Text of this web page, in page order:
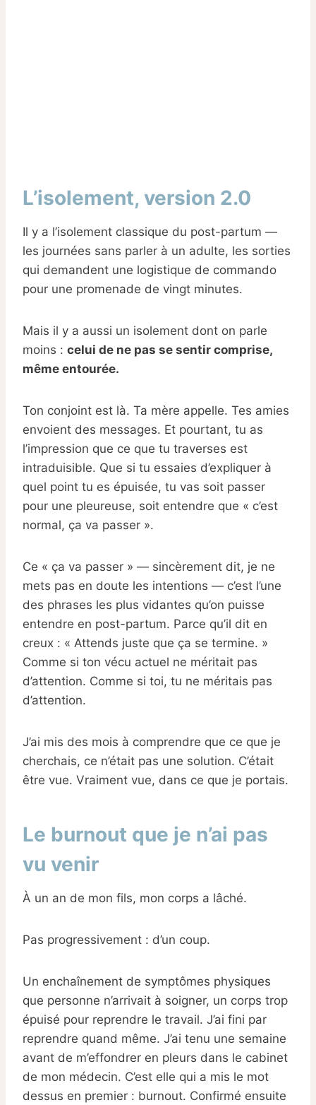
L’isolement, version 2.0
Il y a l’isolement classique du post-partum —
les journées sans parler à un adulte, les sorties
qui demandent une logistique de commando
pour une promenade de vingt minutes.
Mais il y a aussi un isolement dont on parle
moins : celui de ne pas se sentir comprise,
même entourée.
Ton conjoint est là. Ta mère appelle. Tes amies
envoient des messages. Et pourtant, tu as
l’impression que ce que tu traverses est
intraduisible. Que si tu essaies d’expliquer à
quel point tu es épuisée, tu vas soit passer
pour une pleureuse, soit entendre que « c’est
normal, ça va passer ».
Ce « ça va passer » — sincèrement dit, je ne
mets pas en doute les intentions — c’est l’une
des phrases les plus vidantes qu’on puisse
entendre en post-partum. Parce qu’il dit en
creux : « Attends juste que ça se termine. »
Comme si ton vécu actuel ne méritait pas
d’attention. Comme si toi, tu ne méritais pas
d’attention.
J’ai mis des mois à comprendre que ce que je
cherchais, ce n’était pas une solution. C’était
être vue. Vraiment vue, dans ce que je portais.
Le burnout que je n’ai pas
vu venir
À un an de mon fils, mon corps a lâché.
Pas progressivement : d’un coup.
Un enchaînement de symptômes physiques
que personne n’arrivait à soigner, un corps trop
épuisé pour reprendre le travail. J’ai fini par
reprendre quand même. J’ai tenu une semaine
avant de m’effondrer en pleurs dans le cabinet
de mon médecin. C’est elle qui a mis le mot
dessus en premier : burnout. Confirmé ensuite